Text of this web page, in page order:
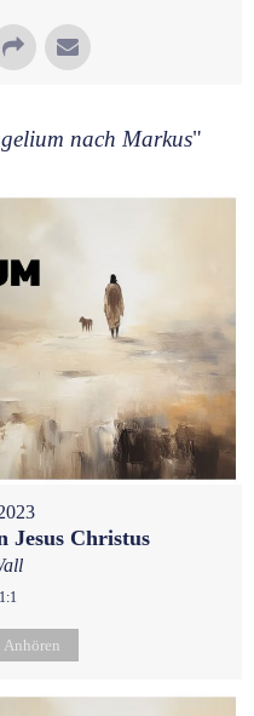
nach Markus"
Jesus Christus
Anhören